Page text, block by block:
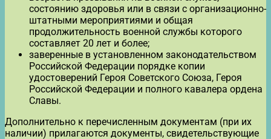
состоянию здоровья или в связи с организационно-
штатными мероприятиями и общая
продолжительность военной службы которого
составляет 20 лет и более;
заверенные в установленном законодательством
Российской Федерации порядке копии
удостоверений Героя Советского Союза, Героя
Российской Федерации и полного кавалера ордена
Славы.
Дополнительно к перечисленным документам (при их
наличии) прилагаются документы, свидетельствующие